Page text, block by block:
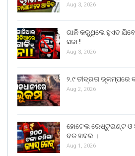
Aug 3, 2026
ଗାଳି କରୁଥିଲେ ହୁଏତ
ସଜା !
Aug 3, 2026
୨.୯ ତୀବ୍ରତା ଭୂକମ୍ପରେ
Aug 2, 2026
ହୋଟେଲ ରେଷ୍ଟୁରାଣ୍ଟ ଓ
ବଡ ଖବର ।
Aug 1, 2026